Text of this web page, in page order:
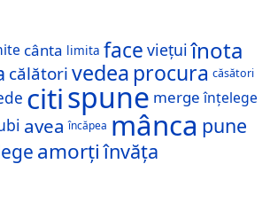
cânta limita face viețuiînota
călătorivedea procura căsători
citispune merge înțelege
avea încăpea mânca pune
amorțiînvăța